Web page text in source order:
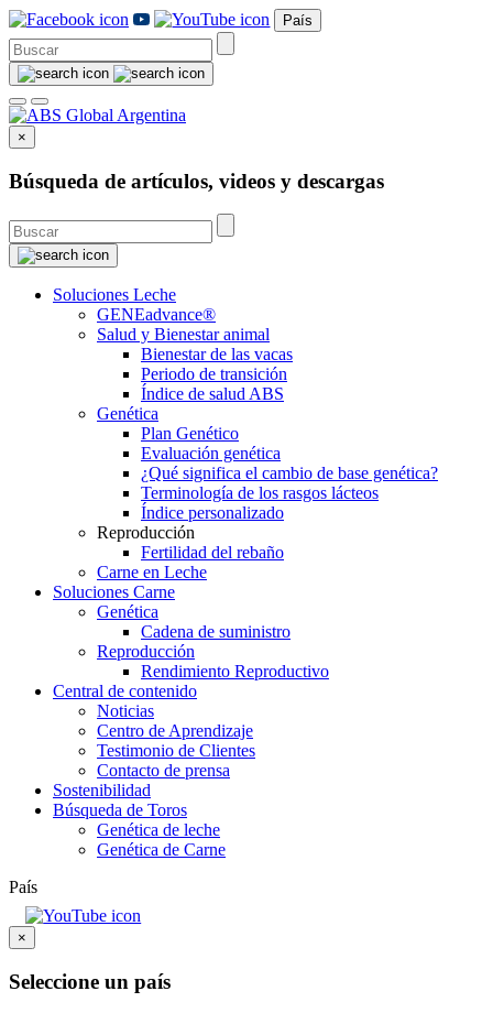
País
×
Búsqueda de artículos, videos y descargas
Soluciones Leche
GENEadvance®
Salud y Bienestar animal
Bienestar de las vacas
Periodo de transición
Índice de salud ABS
Genética
Plan Genético
Evaluación genética
¿Qué significa el cambio de base genética?
Terminología de los rasgos lácteos
Índice personalizado
Reproducción
Fertilidad del rebaño
Carne en Leche
Soluciones Carne
Genética
Cadena de suministro
Reproducción
Rendimiento Reproductivo
Central de contenido
Noticias
Centro de Aprendizaje
Testimonio de Clientes
Contacto de prensa
Sostenibilidad
Búsqueda de Toros
Genética de leche
Genética de Carne
País
×
Seleccione un país